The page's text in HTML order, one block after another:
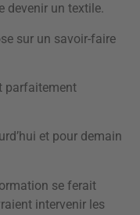
devenir un textile.
sur un savoir-faire
parfaitement
et pour demain
se ferait
intervenir les